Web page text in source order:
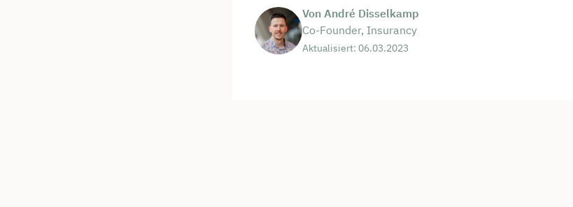
Von André Disselkamp
Co-Founder, Insurancy
Aktualisiert: 06.03.2023